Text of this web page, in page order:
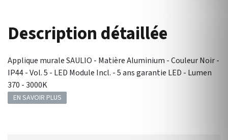
Description détaillée
Applique murale SAULIO - Matière Aluminium - Couleur Noir -
IP44 - Vol. 5 - LED Module Incl. - 5 ans garantie LED - Lumen
370 - 3000K
EN SAVOIR PLUS